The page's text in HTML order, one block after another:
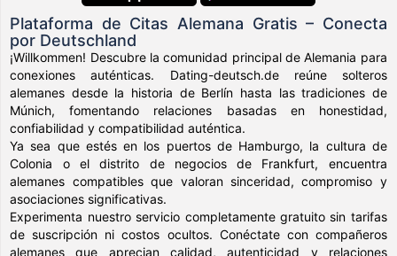
Plataforma de Citas Alemana Gratis – Conecta
por Deutschland
¡Willkommen! Descubre la comunidad principal de Alemania para
conexiones auténticas. Dating-deutsch.de reúne solteros
alemanes desde la historia de Berlín hasta las tradiciones de
Múnich, fomentando relaciones basadas en honestidad,
confiabilidad y compatibilidad auténtica.
Ya sea que estés en los puertos de Hamburgo, la cultura de
Colonia o el distrito de negocios de Frankfurt, encuentra
alemanes compatibles que valoran sinceridad, compromiso y
asociaciones significativas.
Experimenta nuestro servicio completamente gratuito sin tarifas
de suscripción ni costos ocultos. Conéctate con compañeros
alemanes que aprecian calidad, autenticidad y relaciones